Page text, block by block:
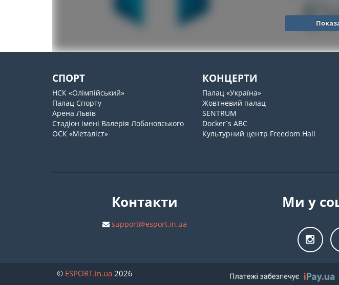
СПОРТ
НСК «Олімпійський»
Палац Спорту
Арена Львів
Стадіон імені Валерія Лобановського
ОСК «Металіст»
КОНЦЕРТИ
Палац «Україна»
Жовтневий палац
SENTRUM
Docker`s ABC
Культурний центр Freedom Hall
Контакти
support@esport.in.ua
Ми у
© ESPORT.in.ua 2026